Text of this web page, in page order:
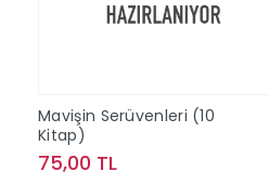
Mavişin Serüvenleri (10
Kitap)
75,00 TL